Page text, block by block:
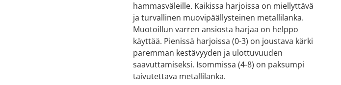
hammasväleille. Kaikissa harjoissa on miellyttävä
ja turvallinen muovipäällysteinen metallilanka.
Muotoillun varren ansiosta harjaa on helppo
käyttää. Pienissä harjoissa (0-3) on joustava kärki
paremman kestävyyden ja ulottuvuuden
saavuttamiseksi. Isommissa (4-8) on paksumpi
taivutettava metallilanka.